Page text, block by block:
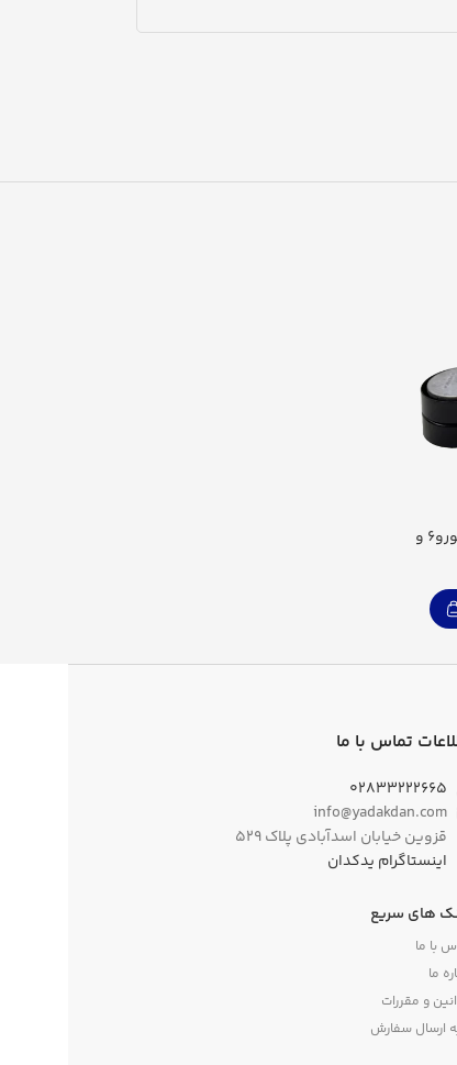
تسمه سفت کن پروانه FH500 یورو6 و
تماس با ما
۰۲۸۳۳۲۲۲۶۶۵
info@yadakdan.com
قزوین خیابان اسدآبادی پلاک ۵۲۹
اینستاگرام یدکدان
های سریع
با ما
ما
و مقررات
ارسال سفارش